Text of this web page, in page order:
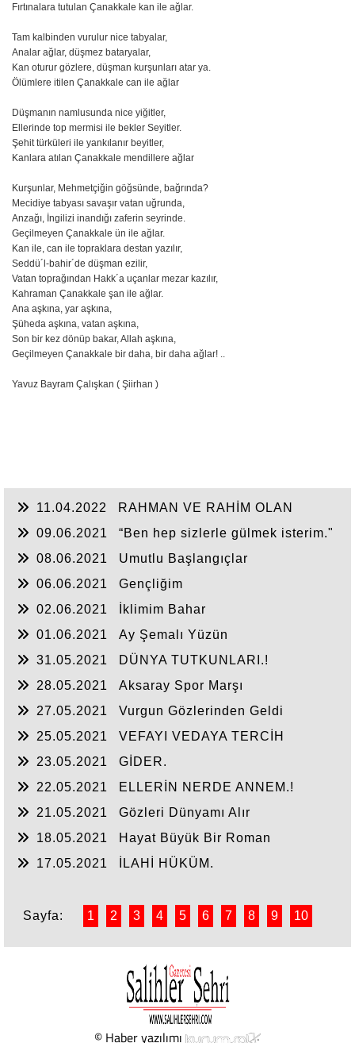
Fırtınalara tutulan Çanakkale kan ile ağlar.
Tam kalbinden vurulur nice tabyalar,
Analar ağlar, düşmez bataryalar,
Kan oturur gözlere, düşman kurşunları atar ya.
Ölümlere itilen Çanakkale can ile ağlar
Düşmanın namlusunda nice yiğitler,
Ellerinde top mermisi ile bekler Seyitler.
Şehit türküleri ile yankılanır beyitler,
Kanlara atılan Çanakkale mendillere ağlar
Kurşunlar, Mehmetçiğin göğsünde, bağrında?
Mecidiye tabyası savaşır vatan uğrunda,
Anzağı, İngilizi inandığı zaferin seyrinde.
Geçilmeyen Çanakkale ün ile ağlar.
Kan ile, can ile topraklara destan yazılır,
Seddü´l-bahir´de düşman ezilir,
Vatan toprağından Hakk´a uçanlar mezar kazılır,
Kahraman Çanakkale şan ile ağlar.
Ana aşkına, yar aşkına,
Şüheda aşkına, vatan aşkına,
Son bir kez dönüp bakar, Allah aşkına,
Geçilmeyen Çanakkale bir daha, bir daha ağlar! ..
Yavuz Bayram Çalışkan ( Şiirhan )
11.04.2022
RAHMAN VE RAHİM OLAN
09.06.2021
“Ben hep sizlerle gülmek isterim."
08.06.2021
Umutlu Başlangıçlar
06.06.2021
Gençliğim
02.06.2021
İklimim Bahar
01.06.2021
Ay Şemalı Yüzün
31.05.2021
DÜNYA TUTKUNLARI.!
28.05.2021
Aksaray Spor Marşı
27.05.2021
Vurgun Gözlerinden Geldi
25.05.2021
VEFAYI VEDAYA TERCİH
23.05.2021
GİDER.
22.05.2021
ELLERİN NERDE ANNEM.!
21.05.2021
Gözleri Dünyamı Alır
18.05.2021
Hayat Büyük Bir Roman
17.05.2021
İLAHİ HÜKÜM.
Sayfa: 1 2 3 4 5 6 7 8 9 10
© Haber yazılımı